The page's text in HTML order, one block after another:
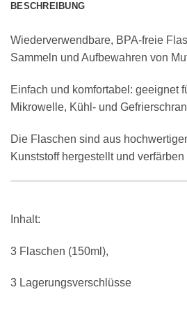
BESCHREIBUNG
Wiederverwendbare, BPA-freie
Sammeln und Aufbewahren von
Einfach und komfortabel: geeignet
Mikrowelle, Kühl- und
Die Flaschen sind aus
Kunststoff hergestellt und
Inhalt:
3 Flaschen (150ml),
3 Lagerungsverschlüsse